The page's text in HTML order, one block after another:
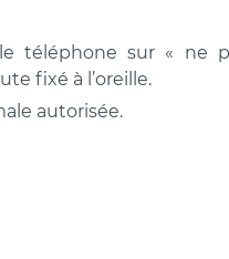
téléphone sur « ne
fixé à l’oreille.
autorisée.